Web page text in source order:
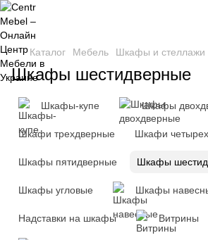
Каталог Мебель Шкафы и стеллажи
Шкафы шестидверные
Шкафы-купе Шкафы
Шкафи трехдверные Шкафи
Шкафы пятидверные Шкафы
Шкафы угловые Шкафы
Надставки на шкафы Витрины